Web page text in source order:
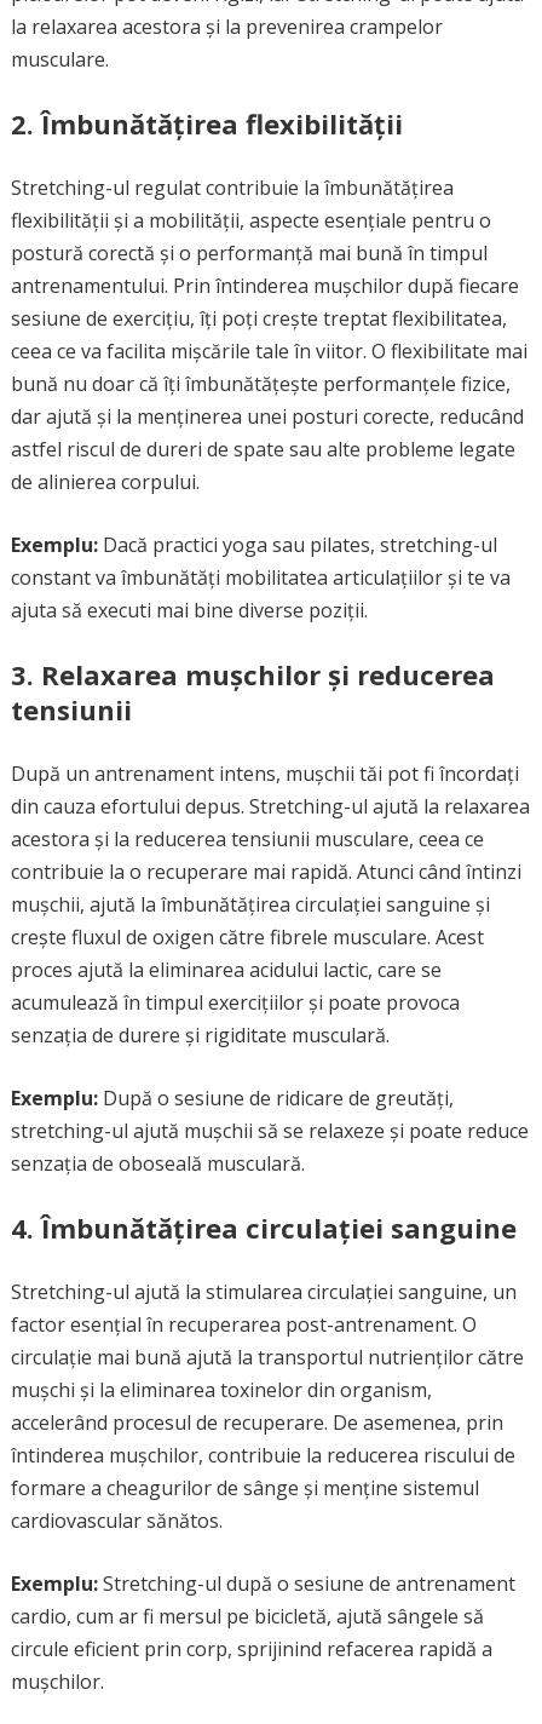
la relaxarea acestora și la prevenirea crampelor
musculare.
2. Îmbunătățirea flexibilității
Stretching-ul regulat contribuie la îmbunătățirea
flexibilității și a mobilității, aspecte esențiale pentru o
postură corectă și o performanță mai bună în timpul
antrenamentului. Prin întinderea mușchilor după fiecare
sesiune de exercițiu, îți poți crește treptat flexibilitatea,
ceea ce va facilita mișcările tale în viitor. O flexibilitate mai
bună nu doar că îți îmbunătățește performanțele fizice,
dar ajută și la menținerea unei posturi corecte, reducând
astfel riscul de dureri de spate sau alte probleme legate
de alinierea corpului.
Exemplu:Dacă practici yoga sau pilates, stretching-ul
constant va îmbunătăți mobilitatea articulațiilor și te va
ajuta să executi mai bine diverse poziții.
3. Relaxarea mușchilor și reducerea
tensiunii
După un antrenament intens, mușchii tăi pot fi încordați
din cauza efortului depus. Stretching-ul ajută la relaxarea
acestora și la reducerea tensiunii musculare, ceea ce
contribuie la o recuperare mai rapidă. Atunci când întinzi
mușchii, ajută la îmbunătățirea circulației sanguine și
crește fluxul de oxigen către fibrele musculare. Acest
proces ajută la eliminarea acidului lactic, care se
acumulează în timpul exercițiilor și poate provoca
senzația de durere și rigiditate musculară.
Exemplu:După o sesiune de ridicare de greutăți,
stretching-ul ajută mușchii să se relaxeze și poate reduce
senzația de oboseală musculară.
4. Îmbunătățirea circulației sanguine
Stretching-ul ajută la stimularea circulației sanguine, un
factor esențial în recuperarea post-antrenament. O
circulație mai bună ajută la transportul nutrienților către
mușchi și la eliminarea toxinelor din organism,
accelerând procesul de recuperare. De asemenea, prin
întinderea mușchilor, contribuie la reducerea riscului de
formare a cheagurilor de sânge și menține sistemul
cardiovascular sănătos.
Exemplu:Stretching-ul după o sesiune de antrenament
cardio, cum ar fi mersul pe bicicletă, ajută sângele să
circule eficient prin corp, sprijinind refacerea rapidă a
mușchilor.